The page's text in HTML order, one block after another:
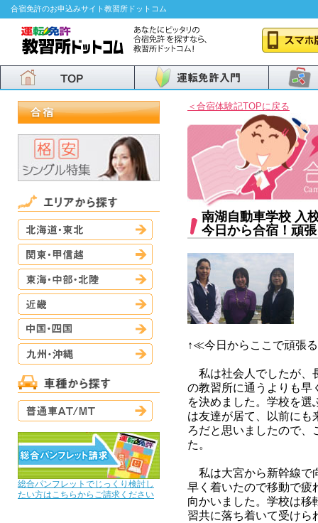
合宿免許のお申込みサイト教習所ドットコム
北海道・東北
東海・中部・北陸
中国・四国
九州・沖縄
普通車AT/MT
総合パンフレットでじっくり検討し
たい方はこちらからご請求ください
＜合宿体験記TOPに戻る
南湖自動車学校 入
今日から合宿！頑
↑≪今日からここで頑
私は社会人でしたが、
の教習所に通うよりも早
を決めました。学校を
は友達が居て、以前にも
ろだと思いましたので、
た。
私は大宮から新幹線で
早く着いたので移動で疲
向かいました。学校は移
習共に落ち着いて受けら